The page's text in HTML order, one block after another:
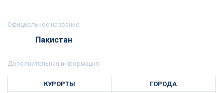
Официальное название:
Пакистан
Дополнительная информация:
КУРОРТЫ ГОРОДА